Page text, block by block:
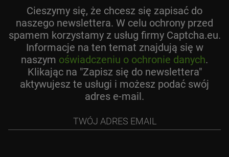
Cieszymy się, że chcesz się zapisać do
naszego newslettera. W celu ochrony przed
spamem korzystamy z usług firmy Captcha.eu.
Informacje na ten temat znajdują się w
naszym oświadczeniu o ochronie danych.
Klikając na "Zapisz się do newslettera"
aktywujesz te usługi i możesz podać swój
adres e-mail.
email